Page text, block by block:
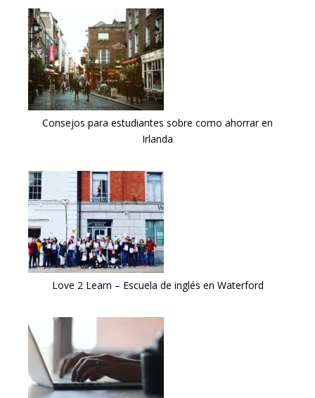
Consejos para estudiantes sobre como ahorrar en
Irlanda
Love 2 Learn – Escuela de inglés en Waterford